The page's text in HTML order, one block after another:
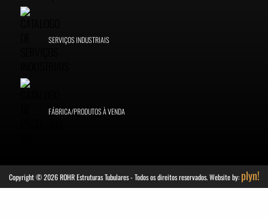
SERVIÇOS INDUSTRIAIS
FÁBRICA/PRODUTOS À VENDA
Copyright © 2026 ROHR Estruturas Tubulares - Todos os direitos reservados. Website by: plyn!